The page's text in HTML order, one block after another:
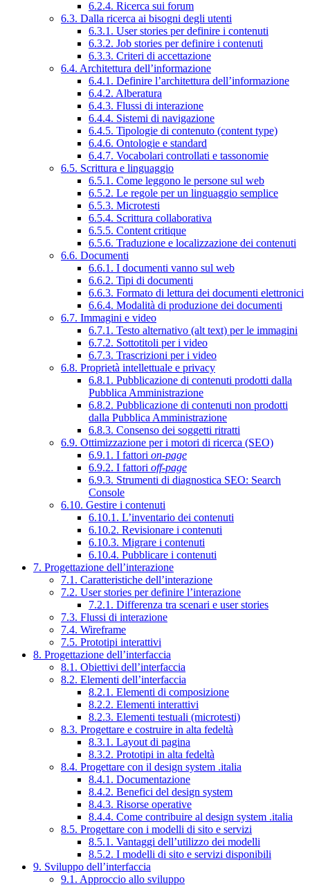
6.2.4. Ricerca sui forum
6.3. Dalla ricerca ai bisogni degli utenti
6.3.1. User stories per definire i contenuti
6.3.2. Job stories per definire i contenuti
6.3.3. Criteri di accettazione
6.4. Architettura dell’informazione
6.4.1. Definire l’architettura dell’informazione
6.4.2. Alberatura
6.4.3. Flussi di interazione
6.4.4. Sistemi di navigazione
6.4.5. Tipologie di contenuto (content type)
6.4.6. Ontologie e standard
6.4.7. Vocabolari controllati e tassonomie
6.5. Scrittura e linguaggio
6.5.1. Come leggono le persone sul web
6.5.2. Le regole per un linguaggio semplice
6.5.3. Microtesti
6.5.4. Scrittura collaborativa
6.5.5. Content critique
6.5.6. Traduzione e localizzazione dei contenuti
6.6. Documenti
6.6.1. I documenti vanno sul web
6.6.2. Tipi di documenti
6.6.3. Formato di lettura dei documenti elettronici
6.6.4. Modalità di produzione dei documenti
6.7. Immagini e video
6.7.1. Testo alternativo (alt text) per le immagini
6.7.2. Sottotitoli per i video
6.7.3. Trascrizioni per i video
6.8. Proprietà intellettuale e privacy
6.8.1. Pubblicazione di contenuti prodotti dalla
Pubblica Amministrazione
6.8.2. Pubblicazione di contenuti non prodotti
dalla Pubblica Amministrazione
6.8.3. Consenso dei soggetti ritratti
6.9. Ottimizzazione per i motori di ricerca (SEO)
6.9.1. I fattori on-page
6.9.2. I fattori off-page
6.9.3. Strumenti di diagnostica SEO: Search
Console
6.10. Gestire i contenuti
6.10.1. L’inventario dei contenuti
6.10.2. Revisionare i contenuti
6.10.3. Migrare i contenuti
6.10.4. Pubblicare i contenuti
7. Progettazione dell’interazione
7.1. Caratteristiche dell’interazione
7.2. User stories per definire l’interazione
7.2.1. Differenza tra scenari e user stories
7.3. Flussi di interazione
7.4. Wireframe
7.5. Prototipi interattivi
8. Progettazione dell’interfaccia
8.1. Obiettivi dell’interfaccia
8.2. Elementi dell’interfaccia
8.2.1. Elementi di composizione
8.2.2. Elementi interattivi
8.2.3. Elementi testuali (microtesti)
8.3. Progettare e costruire in alta fedeltà
8.3.1. Layout di pagina
8.3.2. Prototipi in alta fedeltà
8.4. Progettare con il design system .italia
8.4.1. Documentazione
8.4.2. Benefici del design system
8.4.3. Risorse operative
8.4.4. Come contribuire al design system .italia
8.5. Progettare con i modelli di sito e servizi
8.5.1. Vantaggi dell’utilizzo dei modelli
8.5.2. I modelli di sito e servizi disponibili
9. Sviluppo dell’interfaccia
9.1. Approccio allo sviluppo